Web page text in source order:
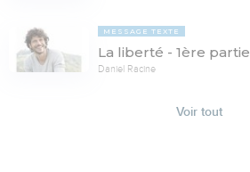
MESSAGE TEXTE
La liberté - 1ère partie
Daniel Racine
Voir tout